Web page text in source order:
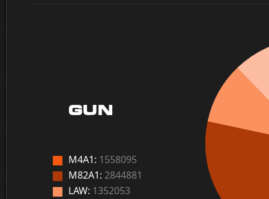
GUN
M4A1: 1558095
M82A1: 2844881
LAW: 1352053